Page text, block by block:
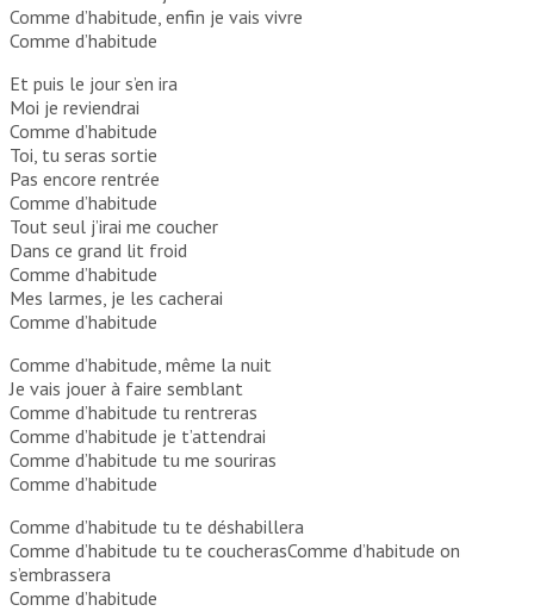
Comme d’habitude, enfin je vais vivre
Comme d’habitude
Et puis le jour s’en ira
Moi je reviendrai
Comme d’habitude
Toi, tu seras sortie
Pas encore rentrée
Comme d’habitude
Tout seul j’irai me coucher
Dans ce grand lit froid
Comme d’habitude
Mes larmes, je les cacherai
Comme d’habitude
Comme d’habitude, même la nuit
Je vais jouer à faire semblant
Comme d’habitude tu rentreras
Comme d’habitude je t’attendrai
Comme d’habitude tu me souriras
Comme d’habitude
Comme d’habitude tu te déshabillera
Comme d’habitude tu te coucherasComme d’habitude on
s’embrassera
Comme d’habitude